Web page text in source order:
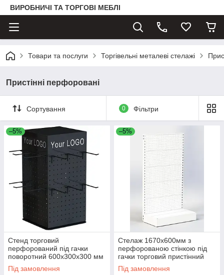
ВИРОБНИЧІ ТА ТОРГОВІ МЕБЛІ
Товари та послуги Торгівельні металеві стелажі
Пристінні перфоровані
Сортування 0 Фільтри
–5%
Стенд торговий
перфорований під гачки
поворотний 600х300х300 мм
Під замовлення
–5%
Стелаж 1670х600мм з
перфорованою стінкою під
гачки торговий пристінний
для магазину
Під замовлення